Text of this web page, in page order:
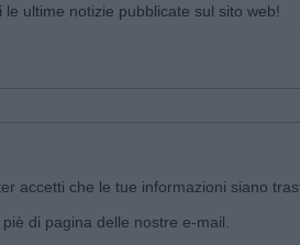
ultime notizie pubblicate sul sito web!
accetti che le tue informazioni siano
di pagina delle nostre e-mail.